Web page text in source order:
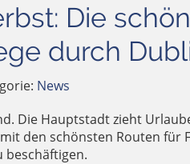
Die
durch
News
Die Hauptstadt zieht
den schönsten Routen für
beschäftigen.